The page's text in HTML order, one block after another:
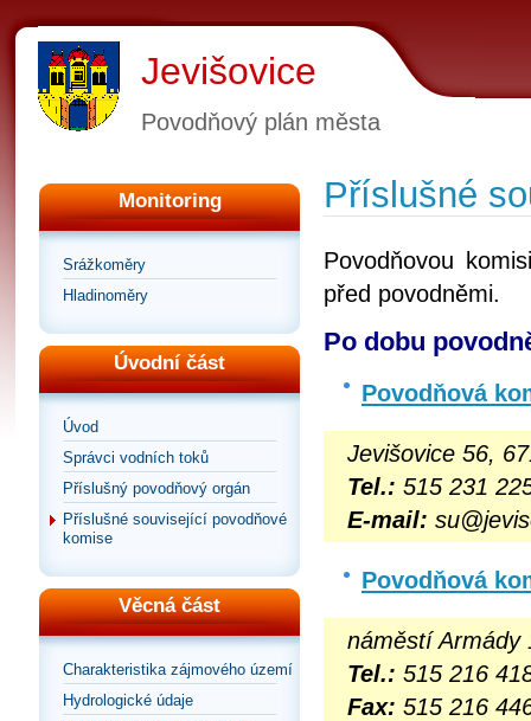
Jevišovice
Povodňový plán města
Monitoring
Srážkoměry
Hladinoměry
Úvodní část
Úvod
Správci vodních toků
Příslušný povodňový orgán
Příslušné související povodňové
komise
Věcná část
Charakteristika zájmového území
Hydrologické údaje
Příslušné
Povodňovou
před povodněmi.
Po dobu
Povodňová
Jevišovice 56,
Tel.: 515 231
E-mail:
Povodňová
náměstí Armády
Tel.: 515 216
Fax: 515 216